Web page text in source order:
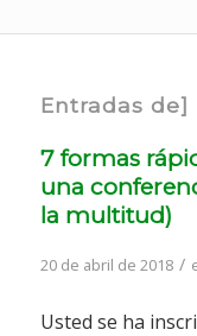
Entradas
7 formas
una
la multitud)
20 de abril de 2018 /
Usted se ha